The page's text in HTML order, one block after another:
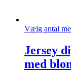
Vælg antal
Jersey
med